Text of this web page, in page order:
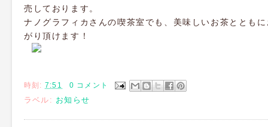
売しております。
ナノグラフィカさんの喫茶室でも、美味しいお茶ととも
がり頂けます！
時刻: 7:51 0 コメント
ラベル: お知らせ